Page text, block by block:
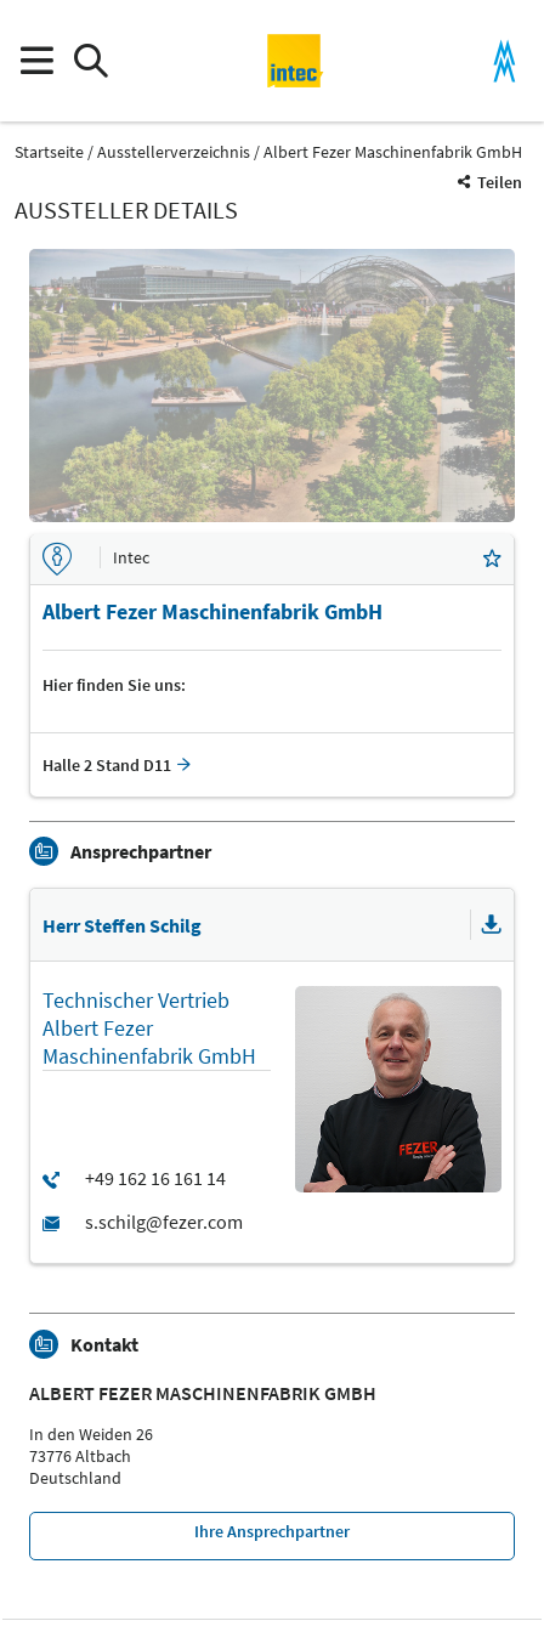
Startseite Ausstellerverzeichnis
Albert Fezer Maschinenfabrik GmbH
Teilen
AUSSTELLER DETAILS
Intec
Albert Fezer Maschinenfabrik GmbH
Hier finden Sie uns:
Halle 2 Stand D11
Ansprechpartner
Herr Steffen Schilg
Technischer Vertrieb
Albert Fezer
Maschinenfabrik GmbH
Kontakt
ALBERT FEZER MASCHINENFABRIK GMBH
In den Weiden 26
73776 Altbach
Deutschland
Ihre Ansprechpartner